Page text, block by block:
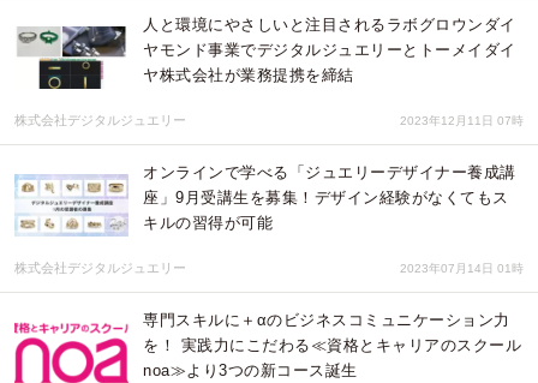
人と環境にやさしいと注目されるラボグロウンダイ
ヤモンド事業でデジタルジュエリーとトーメイダイ
ヤ株式会社が業務提携を締結
株式会社デジタルジュエリー 2023年12月11日 07時
オンラインで学べる「ジュエリーデザイナー養成講
座」9月受講生を募集！デザイン経験がなくてもス
キルの習得が可能
株式会社デジタルジュエリー 2023年07月14日 01時
専門スキルに＋αのビジネスコミュニケーション力
を！ 実践力にこだわる≪資格とキャリアのスクール
noa≫より3つの新コース誕生